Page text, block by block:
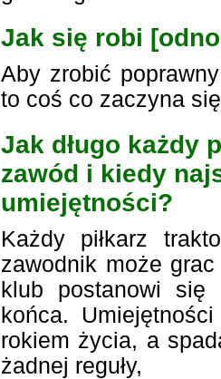
Jak się robi
Aby zrobić
to coś co zaczyna
Jak długo każdy
zawód i kiedy
umiejętności?
Każdy piłkarz
zawodnik może
klub postanowi się
końca.
rokiem życia, a
żadnej reguły,